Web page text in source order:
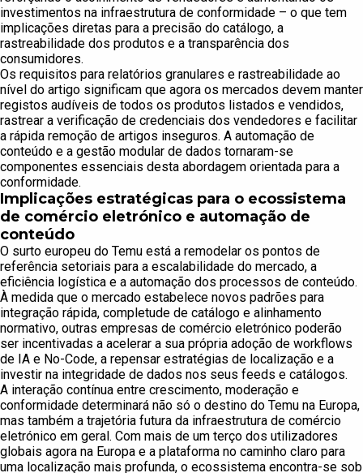
investimentos na infraestrutura de conformidade – o que tem
implicações diretas para a precisão do catálogo, a
rastreabilidade dos produtos e a transparência dos
consumidores.
Os requisitos para relatórios granulares e rastreabilidade ao
nível do artigo significam que agora os mercados devem manter
registos audíveis de todos os produtos listados e vendidos,
rastrear a verificação de credenciais dos vendedores e facilitar
a rápida remoção de artigos inseguros. A automação de
conteúdo e a gestão modular de dados tornaram-se
componentes essenciais desta abordagem orientada para a
conformidade.
Implicações estratégicas para o ecossistema
de comércio eletrónico e automação de
conteúdo
O surto europeu do Temu está a remodelar os pontos de
referência setoriais para a escalabilidade do mercado, a
eficiência logística e a automação dos processos de conteúdo.
À medida que o mercado estabelece novos padrões para
integração rápida, completude de catálogo e alinhamento
normativo, outras empresas de comércio eletrónico poderão
ser incentivadas a acelerar a sua própria adoção de workflows
de IA e No-Code, a repensar estratégias de localização e a
investir na integridade de dados nos seus feeds e catálogos.
A interação contínua entre crescimento, moderação e
conformidade determinará não só o destino do Temu na Europa,
mas também a trajetória futura da infraestrutura de comércio
eletrónico em geral. Com mais de um terço dos utilizadores
globais agora na Europa e a plataforma no caminho claro para
uma localização mais profunda, o ecossistema encontra-se sob